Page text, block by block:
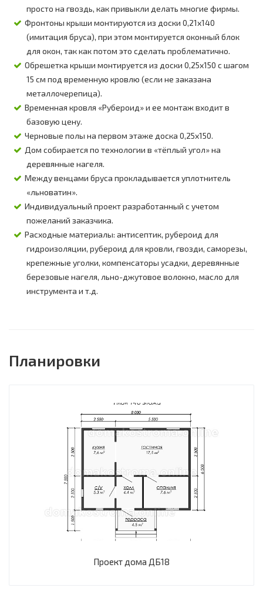
просто на гвоздь, как привыкли делать многие фирмы.
Фронтоны крыши монтируются из доски 0,21х140
(имитация бруса), при этом монтируется оконный блок
для окон, так как потом это сделать проблематично.
Обрешетка крыши монтируется из доски 0,25х150 с шагом
15 см под временную кровлю (если не заказана
металлочерепица).
Временная кровля «Рубероид» и ее монтаж входит в
базовую цену.
Черновые полы на первом этаже доска 0,25х150.
Дом собирается по технологии в «тёплый угол» на
деревянные нагеля.
Между венцами бруса прокладывается уплотнитель
«льноватин».
Индивидуальный проект разработанный с учетом
пожеланий заказчика.
Расходные материалы: антисептик, рубероид для
гидроизоляции, рубероид для кровли, гвозди, саморезы,
крепежные уголки, компенсаторы усадки, деревянные
березовые нагеля, льно-джутовое волокно, масло для
инструмента и т.д.
Планировки
Проект дома ДБ18